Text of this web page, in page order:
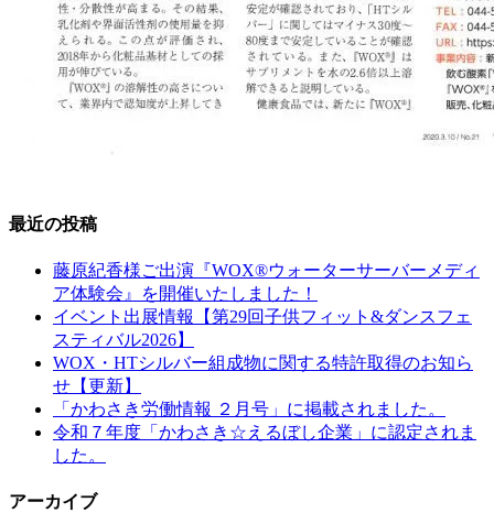
最近の投稿
藤原紀香様ご出演『WOX®ウォーターサーバーメディ
ア体験会』を開催いたしました！
イベント出展情報【第29回子供フィット&ダンスフェ
スティバル2026】
WOX・HTシルバー組成物に関する特許取得のお知ら
せ【更新】
「かわさき労働情報 ２月号」に掲載されました。
令和７年度「かわさき☆えるぼし企業」に認定されま
した。
アーカイブ